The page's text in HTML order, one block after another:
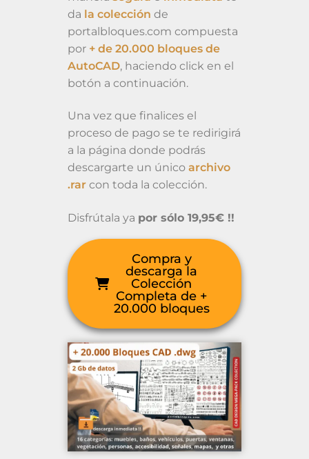
da la colección de
portalbloques.com compuesta
por + de 20.000 bloques de
AutoCAD, haciendo click en el
botón a continuación.
Una vez que finalices el
proceso de pago se te redirigirá
a la página donde podrás
descargarte un único archivo
.rar con toda la colección.
Disfrútala ya por sólo 19,95€ !!
Compra y
descarga la
Colección
Completa de +
20.000 bloques